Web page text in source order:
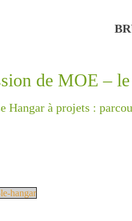
de MOE –
Hangar à projets :
hangar